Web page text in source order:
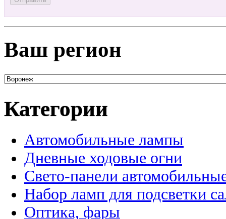
Ваш регион
Категории
Автомобильные лампы
Дневные ходовые огни
Свето-панели
Набор ламп для подсветки
Оптика, фары